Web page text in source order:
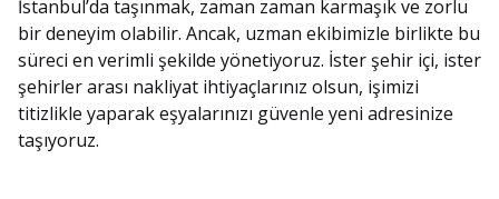
İstanbul’da taşınmak, zaman zaman karmaşık ve zorlu
bir deneyim olabilir. Ancak, uzman ekibimizle birlikte bu
süreci en verimli şekilde yönetiyoruz. İster şehir içi, ister
şehirler arası nakliyat ihtiyaçlarınız olsun, işimizi
titizlikle yaparak eşyalarınızı güvenle yeni adresinize
taşıyoruz.